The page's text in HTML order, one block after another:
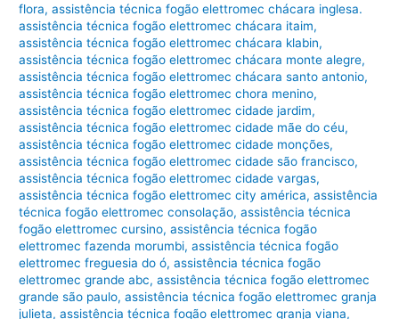
flora,assistência técnica fogão elettromec chácara inglesa.
assistência técnica fogão elettromec chácara itaim,
assistência técnica fogão elettromec chácara klabin,
assistência técnica fogão elettromec chácara monte alegre,
assistência técnica fogão elettromec chácara santo antonio,
assistência técnica fogão elettromec chora menino,
assistência técnica fogão elettromec cidade jardim,
assistência técnica fogão elettromec cidade mãe do céu,
assistência técnica fogão elettromec cidade monções,
assistência técnica fogão elettromec cidade são francisco,
assistência técnica fogão elettromec cidade vargas,
assistência técnica fogão elettromec city américa,assistência
técnica fogão elettromec consolação,assistência técnica
fogão elettromec cursino,assistência técnica fogão
elettromec fazenda morumbi,assistência técnica fogão
elettromec freguesia do ó,assistência técnica fogão
elettromec grande abc,assistência técnica fogão elettromec
grande são paulo,assistência técnica fogão elettromec granja
julieta,assistência técnica fogão elettromec granja viana,